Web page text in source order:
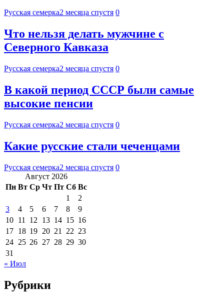
Русская семерка2 месяца спустя 0
Что нельзя делать мужчине с
Северного Кавказа
Русская семерка2 месяца спустя 0
В какой период СССР были самые
высокие пенсии
Русская семерка2 месяца спустя 0
Какие русские стали чеченцами
Русская семерка2 месяца спустя 0
Август 2026
Пн Вт Ср Чт Пт Сб Вс
1
2
3
4 5 6 7 8
9
10 11 12 13 14 15 16
17 18 19 20 21 22 23
24 25 26 27 28 29 30
31
« Июл
Рубрики